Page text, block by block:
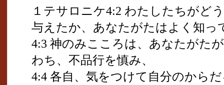
１テサロニケ4:2 わたしたちがど
与えたか、あなたがたはよく知っ
4:3 神のみこころは、あなたがた
わち、不品行を慎み、
4:4 各自、気をつけて自分のから